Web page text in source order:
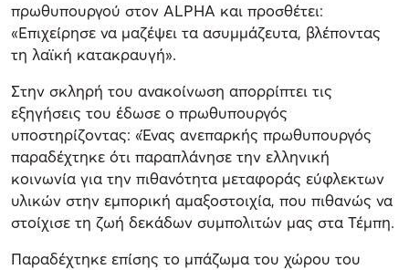
πρωθυπουργού στον ALPHA και προσθέτει:
«Επιχείρησε να μαζέψει τα ασυμμάζευτα, βλέποντας
τη λαϊκή κατακραυγή».
Στην σκληρή του ανακοίνωση απορρίπτει τις
εξηγήσεις του έδωσε ο πρωθυπουργός
υποστηρίζοντας: «Ένας ανεπαρκής πρωθυπουργός
παραδέχτηκε ότι παραπλάνησε την ελληνική
κοινωνία για την πιθανότητα μεταφοράς εύφλεκτων
υλικών στην εμπορική αμαξοστοιχία, που πιθανώς να
στοίχισε τη ζωή δεκάδων συμπολιτών μας στα Τέμπη.
Παραδέχτηκε επίσης το μπάζωμα του χώρου του